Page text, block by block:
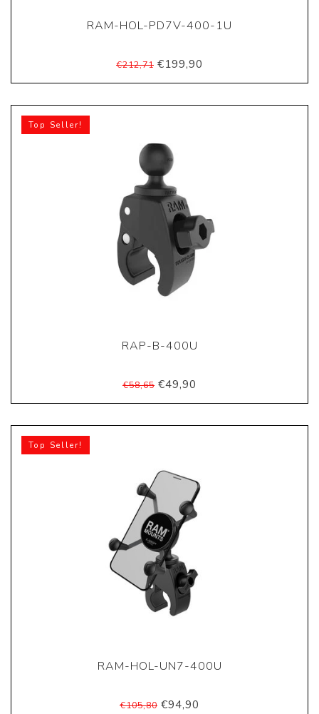
RAM-HOL-PD7V-400-1U
€212,71 €199,90
Top Seller!
RAP-B-400U
€58,65 €49,90
Top Seller!
RAM-HOL-UN7-400U
€105,80 €94,90